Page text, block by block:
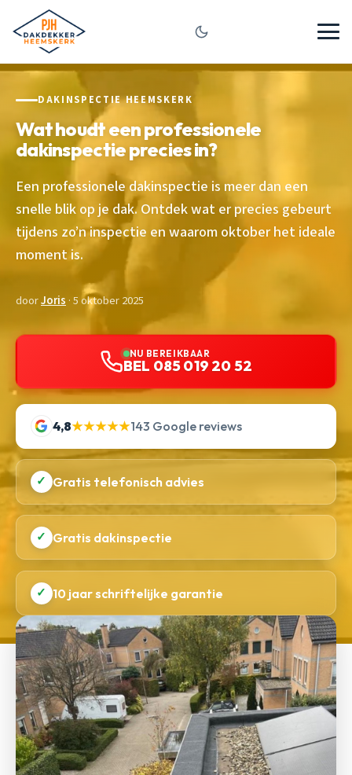
DAKINSPECTIE HEEMSKERK
Wat houdt een professionele
dakinspectie precies in?
Een professionele dakinspectie is meer dan een
snelle blik op je dak. Ontdek wat er precies gebeurt
tijdens zo’n inspectie en waarom oktober het ideale
moment is.
doorJoris · 5 oktober 2025
NU BEREIKBAAR
BEL 085 019 20 52
4,8★★★★★143 Google reviews
✓ Gratis telefonisch advies
✓ Gratis dakinspectie
✓ 10 jaar schriftelijke garantie